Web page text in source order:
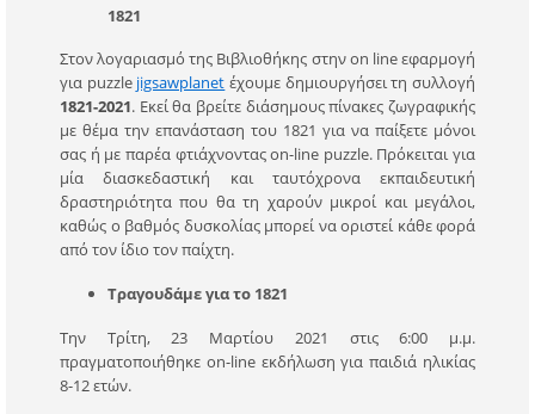
1821
Στον λογαριασμό της Βιβλιοθήκης στην on line εφαρμογή
για puzzle jigsawplanet έχουμε δημιουργήσει τη συλλογή
1821-2021. Εκεί θα βρείτε διάσημους πίνακες ζωγραφικής
με θέμα την επανάσταση του 1821 για να παίξετε μόνοι
σας ή με παρέα φτιάχνοντας on-line puzzle. Πρόκειται για
μία διασκεδαστική και ταυτόχρονα εκπαιδευτική
δραστηριότητα που θα τη χαρούν μικροί και μεγάλοι,
καθώς ο βαθμός δυσκολίας μπορεί να οριστεί κάθε φορά
από τον ίδιο τον παίχτη.
Τραγουδάμε για το 1821
Την Τρίτη, 23 Μαρτίου 2021 στις 6:00 μ.μ.
πραγματοποιήθηκε on-line εκδήλωση για παιδιά ηλικίας
8-12 ετών.